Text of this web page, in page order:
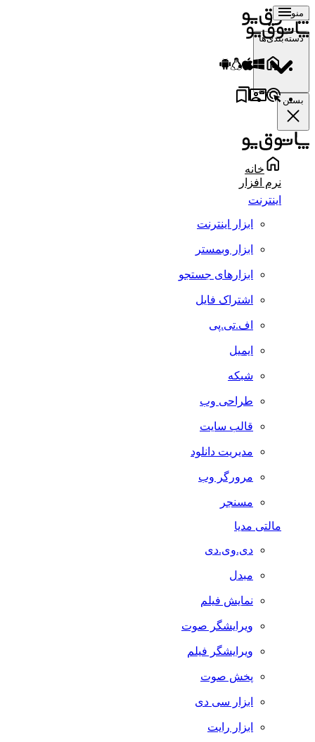
منو
دسته‌بندی‌ها
بستن
خانه
نرم افزار
اینترنت
ابزار اینترنت
ابزار وبمستر
ابزارهای جستجو
اشتراک فایل
اف.تی.پی
ایمیل
شبکه
طراحی وب
قالب سایت
مدیریت دانلود
مرورگر وب
مسنجر
مالتی مدیا
دی.وی.دی
مبدل
نمایش فیلم
ویرایشگر صوت
ویرایشگر فیلم
پخش صوت
ابزار سی دی
ابزار رایت